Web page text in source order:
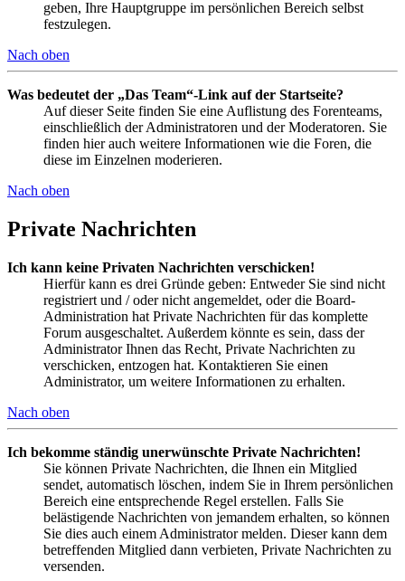
geben, Ihre Hauptgruppe im persönlichen Bereich selbst
festzulegen.
Nach oben
Was bedeutet der „Das Team“-Link auf der Startseite?
Auf dieser Seite finden Sie eine Auflistung des Forenteams,
einschließlich der Administratoren und der Moderatoren. Sie
finden hier auch weitere Informationen wie die Foren, die
diese im Einzelnen moderieren.
Nach oben
Private Nachrichten
Ich kann keine Privaten Nachrichten verschicken!
Hierfür kann es drei Gründe geben: Entweder Sie sind nicht
registriert und / oder nicht angemeldet, oder die Board-
Administration hat Private Nachrichten für das komplette
Forum ausgeschaltet. Außerdem könnte es sein, dass der
Administrator Ihnen das Recht, Private Nachrichten zu
verschicken, entzogen hat. Kontaktieren Sie einen
Administrator, um weitere Informationen zu erhalten.
Nach oben
Ich bekomme ständig unerwünschte Private Nachrichten!
Sie können Private Nachrichten, die Ihnen ein Mitglied
sendet, automatisch löschen, indem Sie in Ihrem persönlichen
Bereich eine entsprechende Regel erstellen. Falls Sie
belästigende Nachrichten von jemandem erhalten, so können
Sie dies auch einem Administrator melden. Dieser kann dem
betreffenden Mitglied dann verbieten, Private Nachrichten zu
versenden.